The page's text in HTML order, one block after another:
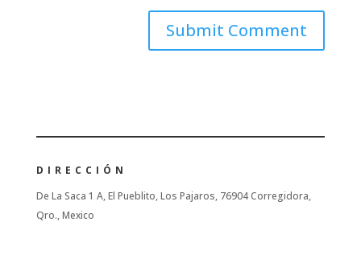
DIRECCIÓN
De La Saca 1 A, El Pueblito, Los Pajaros, 76904 Corregidora,
Qro., Mexico